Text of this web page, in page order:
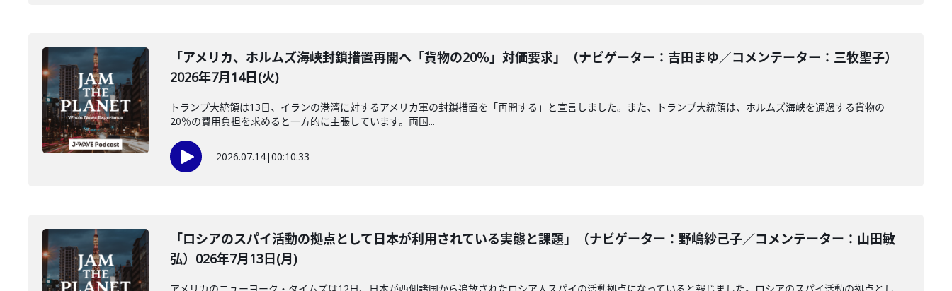
「アメリカ、ホルムズ海峡封鎖措置再開へ「貨物の20％」対価要求」（ナビゲーター：吉田まゆ／コメンテーター：三牧聖子）
2026年7月14日(火)
トランプ大統領は13日、イランの港湾に対するアメリカ軍の封鎖措置を「再開する」と宣言しました。また、トランプ大統領は、ホルムズ海峡を通過する貨物の
20％の費用負担を求めると一方的に主張しています。両国...
2026.07.14|00:10:33
「ロシアのスパイ活動の拠点として日本が利用されている実態と課題」（ナビゲーター：野嶋紗己子／コメンテーター：山田敏
弘）026年7月13日(月)